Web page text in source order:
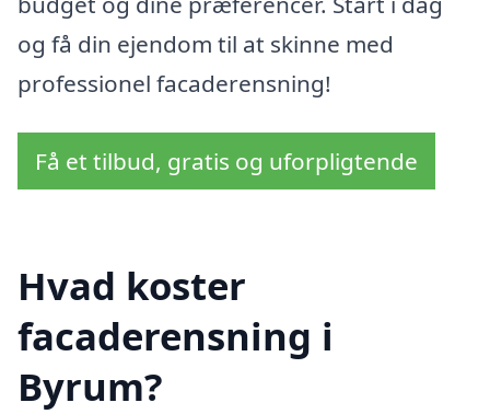
og få din ejendom til at skinne med
professionel facaderensning!
Få et tilbud, gratis og uforpligtende
Hvad koster
facaderensning i
Byrum?